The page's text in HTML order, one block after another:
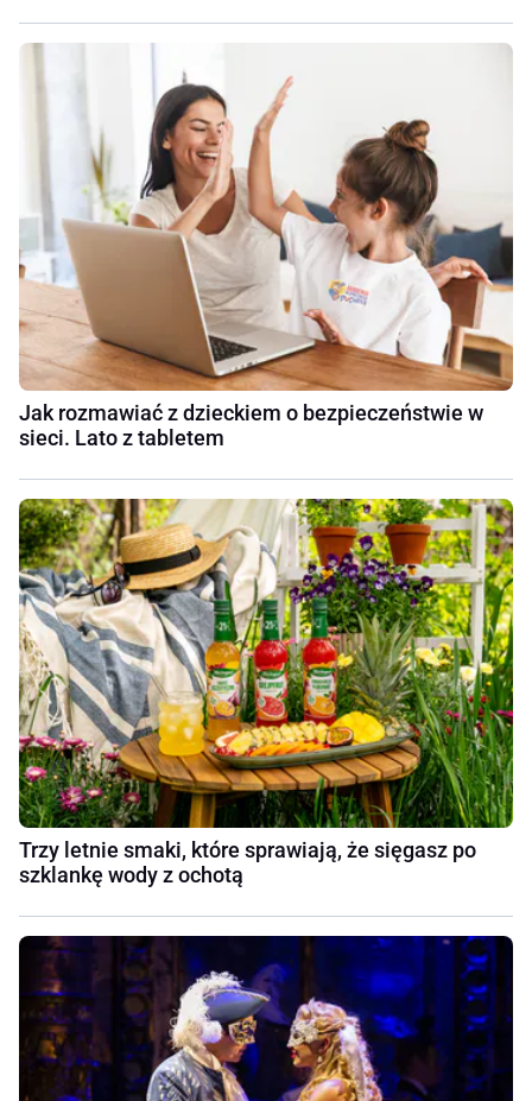
Jak rozmawiać z dzieckiem o bezpieczeństwie w
sieci. Lato z tabletem
Trzy letnie smaki, które sprawiają, że sięgasz po
szklankę wody z ochotą